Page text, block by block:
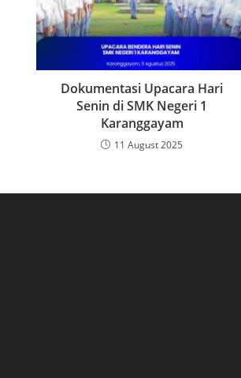
Dokumentasi Upacara Hari
Senin di SMK Negeri 1
Karanggayam
11 August 2025